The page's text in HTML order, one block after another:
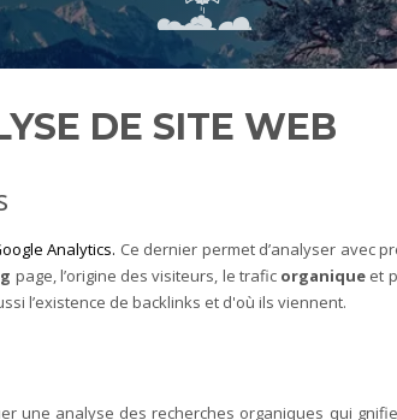
DE SITE WEB
Analytics. Ce dernier permet d’analyser avec
page, l’origine des visiteurs, le trafic organique et
l’existence de backlinks et d'où ils viennent.
une analyse des recherches organiques qui